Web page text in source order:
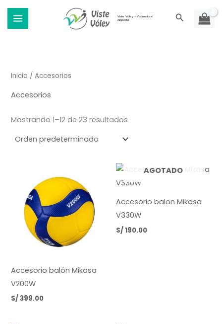
Viste Vóley - Vistiendo el
deporte
Buscar
Inicio / Accesorios
Accesorios
Mostrando 1–12 de 23 resultados
Accesorio balón Mikasa
V200W
S/399.00
AGOTADO
Accesorio balon Mikasa
V330W
S/190.00